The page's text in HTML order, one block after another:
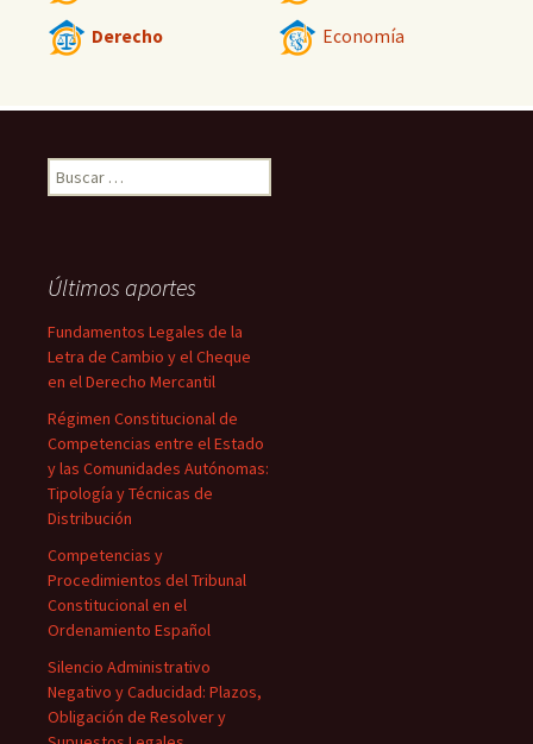
Derecho Economía
Buscar:
Últimos aportes
Fundamentos Legales de la
Letra de Cambio y el Cheque
en el Derecho Mercantil
Régimen Constitucional de
Competencias entre el Estado
y las Comunidades Autónomas:
Tipología y Técnicas de
Distribución
Competencias y
Procedimientos del Tribunal
Constitucional en el
Ordenamiento Español
Silencio Administrativo
Negativo y Caducidad: Plazos,
Obligación de Resolver y